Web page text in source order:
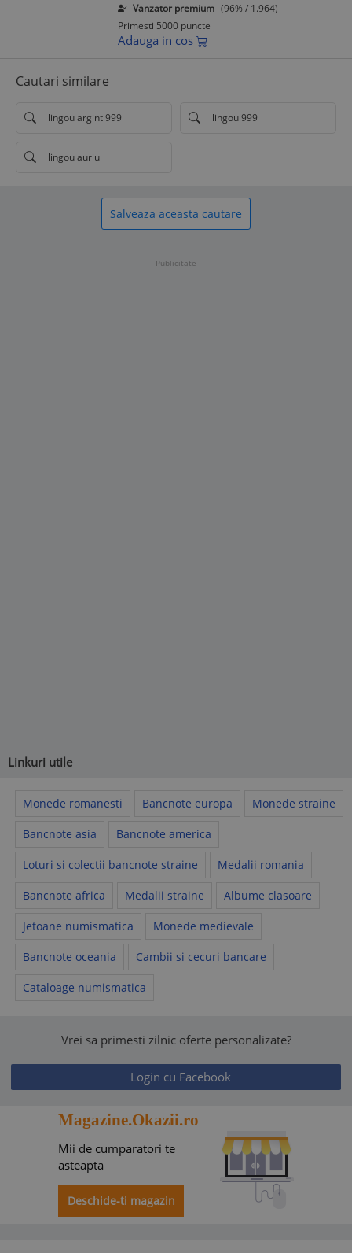
Vanzator premium (96% / 1.964)
Primesti 5000 puncte
Adauga in cos
Cautari similare
lingou argint 999 lingou 999
lingou auriu
Salveaza aceasta cautare
Publicitate
Linkuri utile
Monede romanesti Bancnote europa Monede straine
Bancnote asia Bancnote america
Loturi si colectii bancnote straine Medalii romania
Bancnote africa Medalii straine Albume clasoare
Jetoane numismatica Monede medievale
Bancnote oceania Cambii si cecuri bancare
Cataloage numismatica
Vrei sa primesti zilnic oferte personalizate?
Login cu Facebook
Magazine.Okazii.ro
Mii de cumparatori te
asteapta
Deschide-ti magazin